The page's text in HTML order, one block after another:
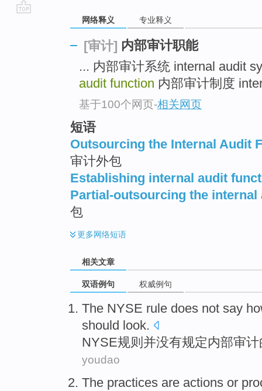
网络释义 专业释义
[审计] 内部审计职能
... 内部审计系统 internal audit
audit function 内部审计制度
基于100个网页-相关网页
短语
Outsourcing the Internal Audit
审计外包
Establishing internal audit
Partial-outsourcing the
包
更多网络短语
相关文章
双语例句 权威例句
The NYSE rule does not say
should look.
NYSE规则 并没有规定内部审计
youdao
The practices are actions or